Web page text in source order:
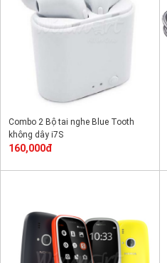
Combo 2 Bộ tai nghe Blue Tooth
không dây i7S
160,000đ